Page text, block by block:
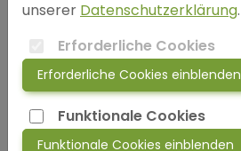
login
leben... nicht
mal, wenn
du alles
„richtig“
machst!
unserer Datenschutzerklärung.
Erforderliche Cookies
Erforderliche Cookies einblenden
Funktionale Cookies
Funktionale Cookies einblenden